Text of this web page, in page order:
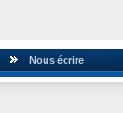
Nous écrire